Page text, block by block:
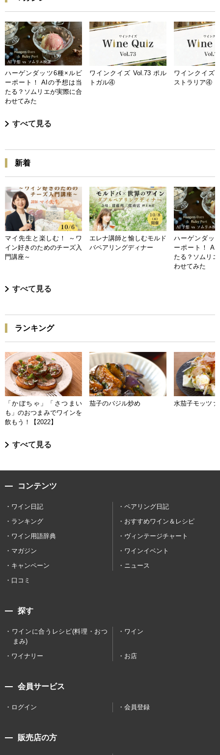
ハーゲンダッツ6種×ルビ
ーポート！ AIの予想は当
たる？ソムリエが実際に合
わせてみた
ワインクイズ Vol.73 ポル
トガル④
ワインクイズ
ストラリア④
すべて見る
新着
マイ先生と楽しむ！ ～ワ
イン好きのためのチーズ入
門講座～
エレナ講師と愉しむモルド
バペアリングディナー
ハーゲンダッ
ーポート！ AI
たる？ソムリ
わせてみた
すべて見る
ランキング
「かぼちゃ」「さつまい
も」のおつまみでワインを
飲もう！【2022】
茄子のバジル炒め 水茄子モッツァ
すべて見る
コンテンツ
ワイン日記
ペアリング日記
ランキング
おすすめワイン＆レシピ
ワイン用語辞典
ヴィンテージチャート
マガジン
ワインイベント
キャンペーン
ニュース
口コミ
探す
ワインに合うレシピ(料理・おつ
まみ)
ワイン
ワイナリー お店
会員サービス
ログイン 会員登録
販売店の方